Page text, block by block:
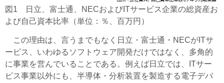
図1 日立、富士通、NECおよびITサービス企業の総資産お
よび自己資本比率（単位：％、百万円）
この理由は、言うまでもなく日立・富士通・NECがITサ
ービス、いわゆるソフトウェア開発だけではなく、多角的
に事業を営んでいることである。例えば日立では、ITサー
ビス事業以外にも、半導体・分析装置を製造する電子デバ